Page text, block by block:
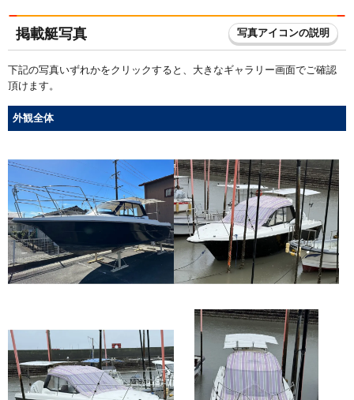
掲載艇写真 写真アイコンの説明
下記の写真いずれかをクリックすると、大きなギャラリー画面でご確認
頂けます。
外観全体